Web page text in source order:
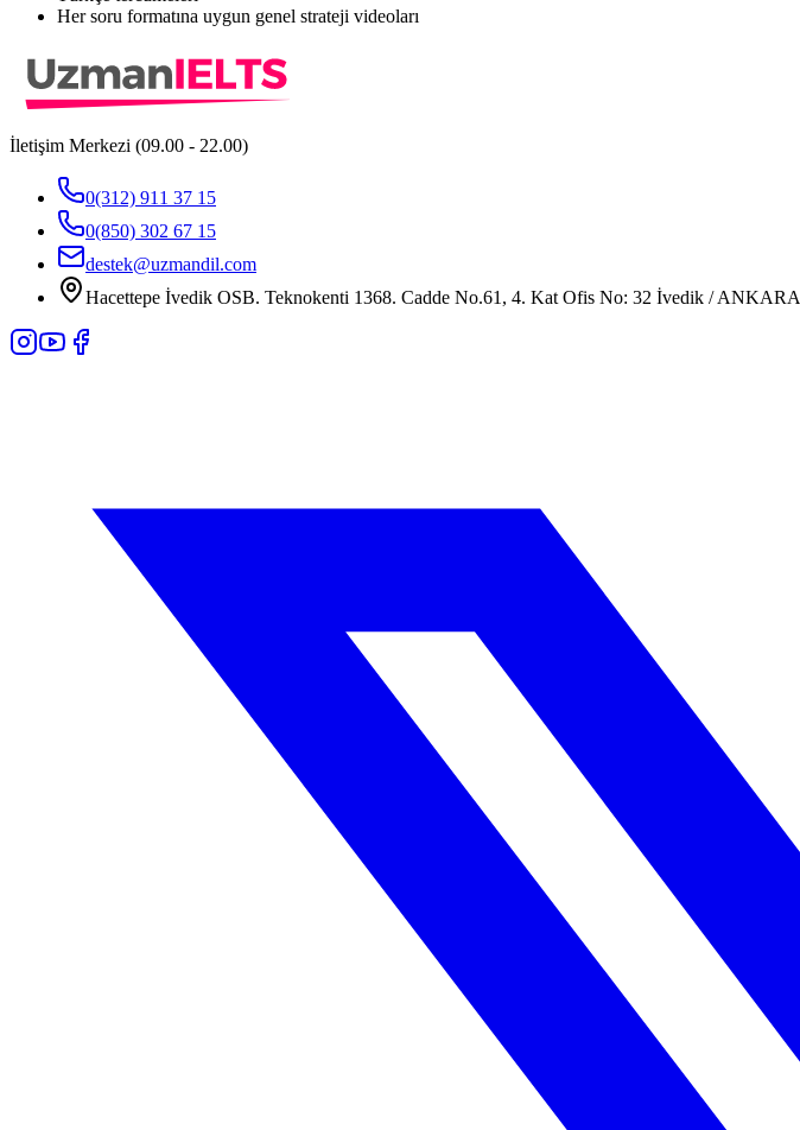
Her soru formatına uygun genel strateji videoları
İletişim Merkezi (09.00 - 22.00)
0(312) 911 37 15
0(850) 302 67 15
destek@uzmandil.com
Hacettepe İvedik OSB. Teknokenti 1368. Cadde No.61, 4. Kat Ofis No: 32 İvedik / ANKARA